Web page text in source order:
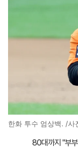
한화 투수 엄상백. /사